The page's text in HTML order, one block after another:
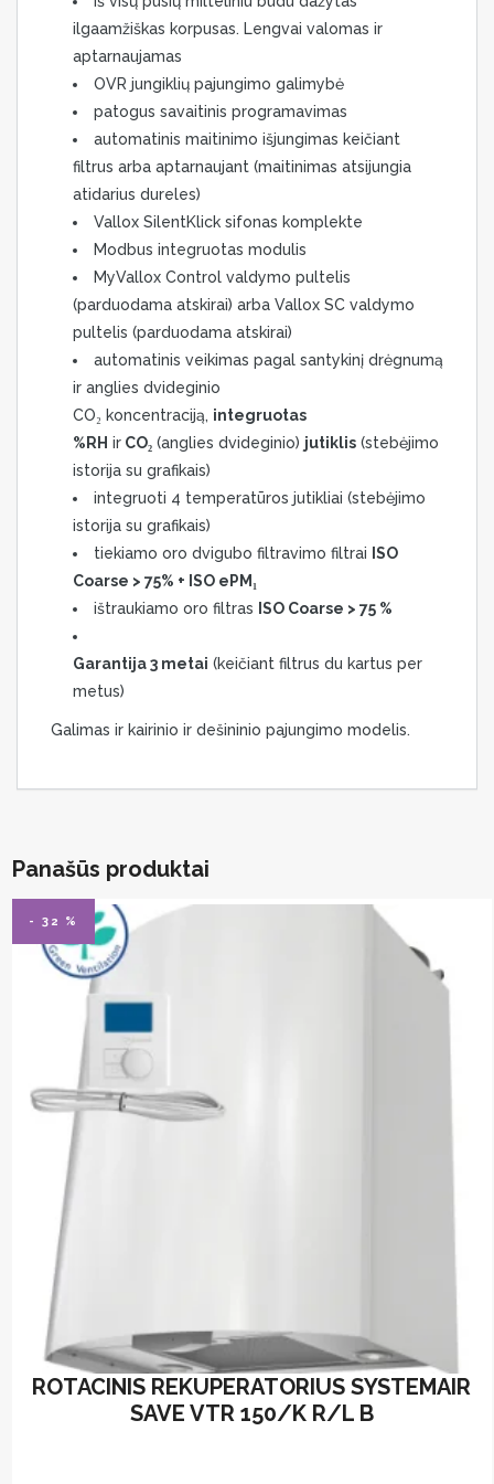
ilgaamžiškas korpusas. Lengvai valomas ir
aptarnaujamas
OVR jungiklių pajungimo galimybė
patogus savaitinis programavimas
automatinis maitinimo išjungimas keičiant
filtrus arba aptarnaujant (maitinimas atsijungia
atidarius dureles)
Vallox SilentKlick sifonas komplekte
Modbus integruotas modulis
MyVallox Control valdymo pultelis
(parduodama atskirai) arba Vallox SC valdymo
pultelis (parduodama atskirai)
automatinis veikimas pagal santykinį drėgnumą
ir anglies dvideginio
CO₂ koncentraciją, integruotas
%RH ir CO₂ (anglies dvideginio) jutiklis (stebėjimo
istorija su grafikais)
integruoti 4 temperatūros jutikliai (stebėjimo
istorija su grafikais)
tiekiamo oro dvigubo filtravimo filtrai ISO
Coarse > 75% + ISO ePM₁
ištraukiamo oro filtras ISO Coarse > 75 %
Garantija 3 metai (keičiant filtrus du kartus per
metus)
Galimas ir kairinio ir dešininio pajungimo modelis.
Panašūs produktai
- 32 %
ROTACINIS REKUPERATORIUS SYSTEMAIR
SAVE VTR 150/K R/L B